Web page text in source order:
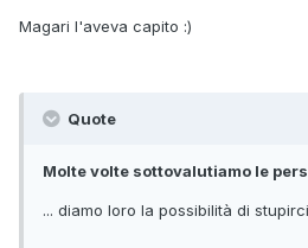
Magari l'aveva capito :)
Quote
Molte volte sottovalutiamo le
... diamo loro la possibilità di